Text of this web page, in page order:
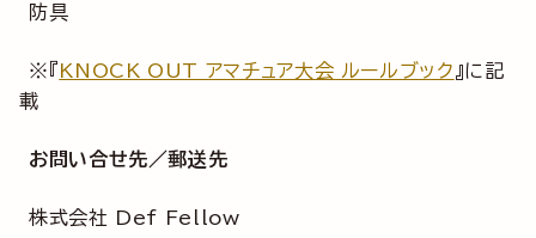
防具
※『 KNOCK OUT アマチュア大会 ルールブック 』に記
載
お問い合せ先／郵送先
株式会社 Def Fellow